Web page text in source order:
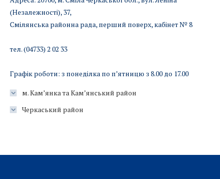
(Незалежності), 37,
Смілянська районна рада, перший поверх, кабінет № 8
тел. (04733) 2 02 33
Графік роботи: з понеділка по п’ятницю з 8.00 до 17.00
м. Кам’янка та Кам’янський район
Черкаський район